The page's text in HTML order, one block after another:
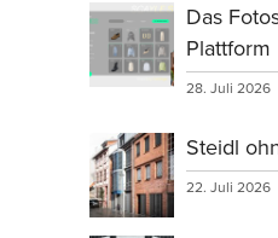
Das
Plattform
28. Juli 2026
Steidl
22. Juli 2026